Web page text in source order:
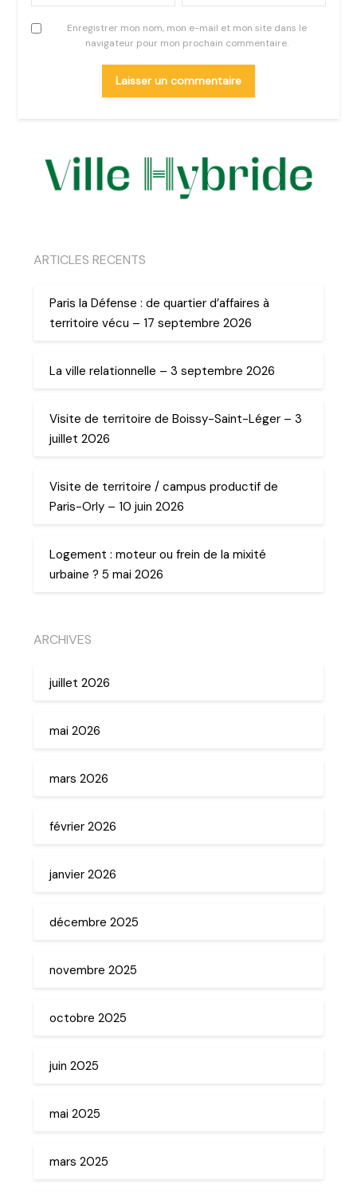
Enregistrer mon nom, mon e-mail et mon site dans le
navigateur pour mon prochain commentaire.
ARTICLES RECENTS
Paris la Défense : de quartier d’affaires à
territoire vécu – 17 septembre 2026
La ville relationnelle – 3 septembre 2026
Visite de territoire de Boissy-Saint-Léger – 3
juillet 2026
Visite de territoire / campus productif de
Paris-Orly – 10 juin 2026
Logement : moteur ou frein de la mixité
urbaine ? 5 mai 2026
ARCHIVES
juillet 2026
mai 2026
mars 2026
février 2026
janvier 2026
décembre 2025
novembre 2025
octobre 2025
juin 2025
mai 2025
mars 2025